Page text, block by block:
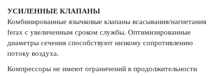
УСИЛЕННЫЕ КЛАПАНЫ
Комбинированные язычковые клапаны всасывания/нагнетания
ferax с увеличенным сроком службы. Оптимизированные
диаметры сечения способствуют низкому сопротивлению
потоку воздуха.
Компрессоры не имеют ограничений в продолжительности